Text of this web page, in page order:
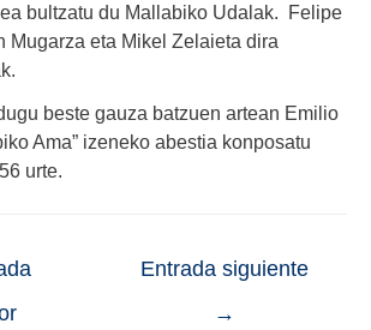
bultzatu du Mallabiko Udalak. Felipe
Mugarza eta Mikel Zelaieta dira
beste gauza batzuen artean Emilio
Ama” izeneko abestia konposatu
urte.
Entrada siguiente
→